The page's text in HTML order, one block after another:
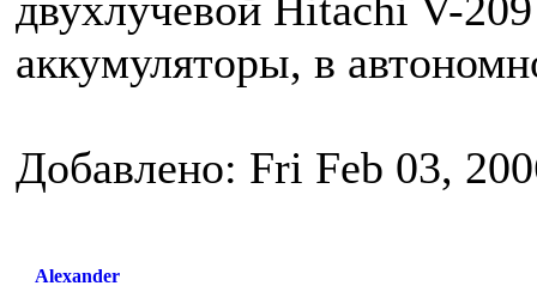
аккумуляторы, в
Добавлено: Fri Feb 03,
Alexander